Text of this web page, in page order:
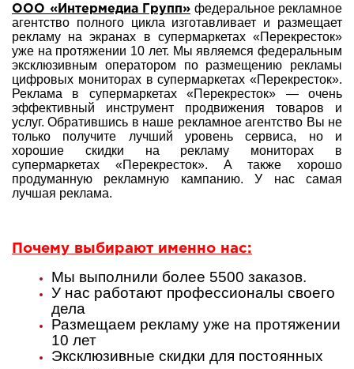
ООО «Интермедиа Групп» федеральное рекламное
агентство полного цикла изготавливает и размещает
рекламу на экранах в супермаркетах «Перекресток»
уже на протяжении 10 лет. Мы являемся федеральным
эксклюзивным оператором по размещению рекламы
цифровых мониторах в супермаркетах «Перекресток».
Реклама в супермаркетах «Перекресток» — очень
эффективный инструмент продвижения товаров и
услуг. Обратившись в наше рекламное агентство Вы не
только получите лучший уровень сервиса, но и
хорошие скидки на рекламу мониторах в
супермаркетах «Перекресток». А также хорошо
продуманную рекламную кампанию. У нас самая
лучшая реклама.
Почему выбирают именно нас:
Мы выполнили более 5500 заказов.
У нас работают профессионалы своего
дела
Размещаем рекламу уже на протяжении
10 лет
Эксклюзивные скидки для постоянных